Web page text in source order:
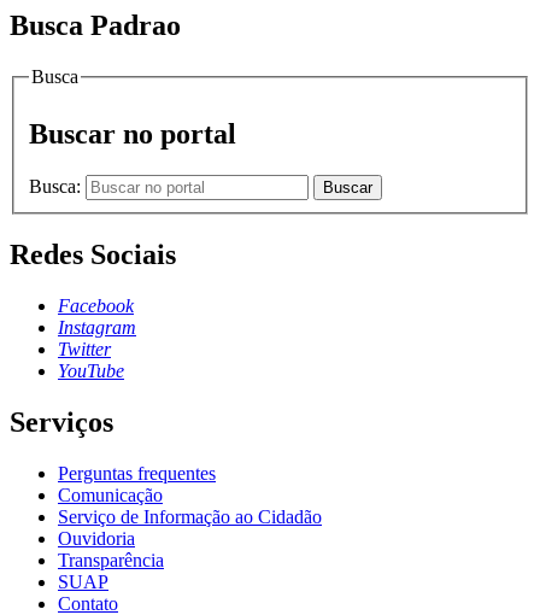
Busca Padrao
Busca
Buscar no portal
Busca: Buscar
Redes Sociais
Facebook
Instagram
Twitter
YouTube
Serviços
Perguntas frequentes
Comunicação
Serviço de Informação ao Cidadão
Ouvidoria
Transparência
SUAP
Contato